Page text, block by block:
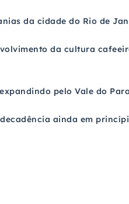
da cidade do Rio de
da cultura
pelo Vale do
ainda em